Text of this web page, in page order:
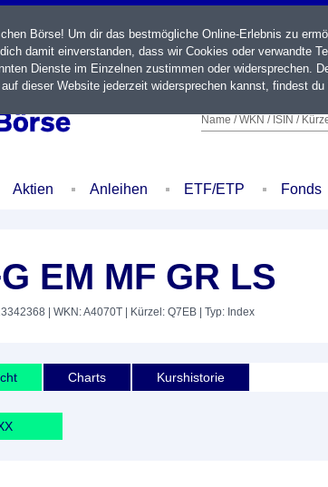
Name / WKN / ISIN /
Aktien Anleihen ETF/ETP Fonds
EM MF GR LS
| WKN: A4070T | Kürzel: Q7EB | Typ: Index
Charts Kurshistorie
Börse! Um dir das bestmögliche Online-Erlebnis zu
damit einverstanden, dass wir Cookies oder verwandte
Dienste im Einzelnen zustimmen oder widersprechen.
dieser Website jederzeit widersprechen kannst, findest du